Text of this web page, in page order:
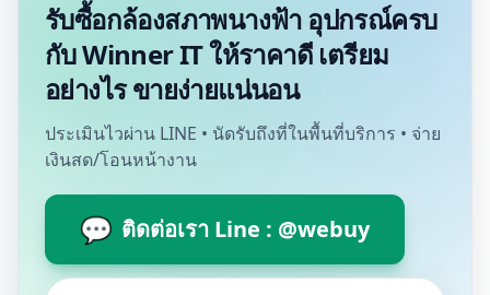
รับซื้อกล้องสภาพนางฟ้า อุปกรณ์ครบ
กับ Winner IT ให้ราคาดี เตรียม
อย่างไร ขายง่ายแน่นอน
ประเมินไวผ่าน LINE • นัดรับถึงที่ในพื้นที่บริการ • จ่าย
เงินสด/โอนหน้างาน
💬 ติดต่อเรา Line : @webuy